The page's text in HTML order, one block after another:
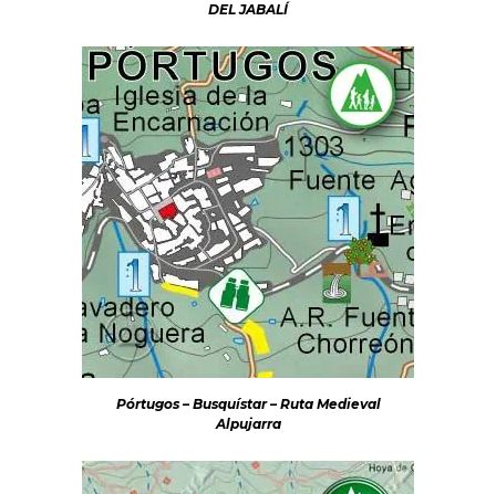
DEL JABALÍ
Pórtugos – Busquístar – Ruta Medieval
Alpujarra